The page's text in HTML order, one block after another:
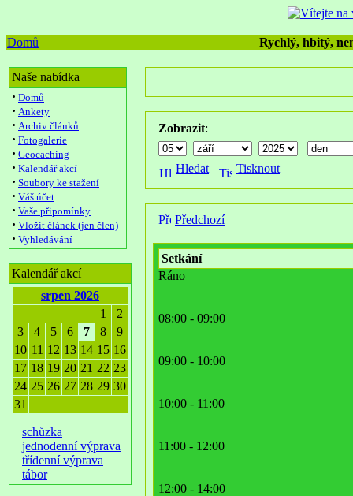
Domů Rychlý, hbitý,
Naše nabídka
· Domů
· Ankety
· Archiv článků
· Fotogalerie
· Geocaching
· Kalendář akcí
· Soubory ke stažení
· Váš účet
· Vaše připomínky
· Vložit článek (jen člen)
· Vyhledávání
Kalendář akcí
srpen 2026
1
2
3
4 5 6 7 8
9
10 11 12 13 14 15 16
17 18 19 20 21 22 23
24 25 26 27 28 29 30
31
schůzka
jednodenní výprava
třídenní výprava
tábor
Zobrazit:
Hledat Tisknout
Předchozí
Setkání
Ráno
08:00 - 09:00
09:00 - 10:00
10:00 - 11:00
11:00 - 12:00
12:00 - 14:00